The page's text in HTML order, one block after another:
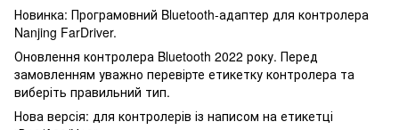
Новинка: Програмовний Bluetooth-адаптер для контролера
Nanjing FarDriver.
Оновлення контролера Bluetooth 2022 року. Перед
замовленням уважно перевірте етикетку контролера та
виберіть правильний тип.
Нова версія: для контролерів із написом на етикетці